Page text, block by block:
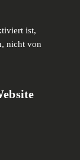
ist,
nicht von